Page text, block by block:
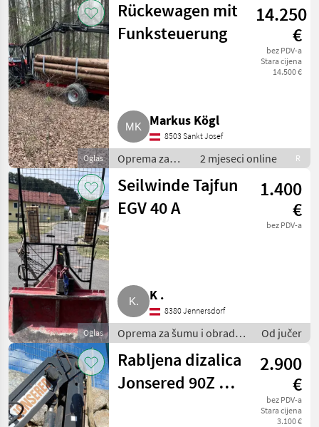
za šumarske strojeve
Oglas
Rückewagen mit
Funksteuerung
14.250
€
bez PDV-a
Stara cijena
14.500 €
Markus Kögl
8503 Sankt Josef
Oprema za
šumu i
obradu drveta
/ Šumarske
prikolice
2 mjeseci online R
Oglas
Seilwinde Tajfun
EGV 40 A
1.400
€
bez PDV-a
K .
8380 Jennersdorf
Oprema za šumu i obradu
drveta / Vitla za šumarske
strojeve
Od jučer
Rabljena dizalica
Jonsered 90Z za
2.900
€
bez PDV-a
Stara cijena
3.100 €